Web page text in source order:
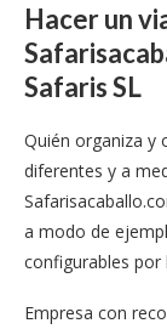
Hacer un
Safaris SL
Quién organiza y
diferentes y a
a modo de
configurables por
Empresa con